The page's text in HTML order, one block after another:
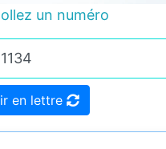
un numéro
en lettre